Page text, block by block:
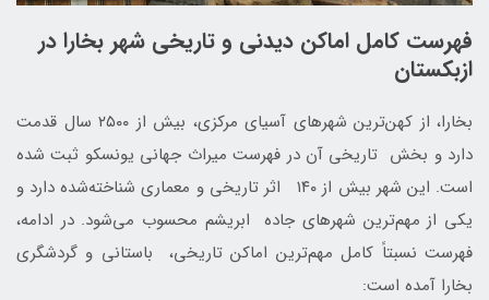
فهرست کامل اماکن دیدنی و تاریخی شهر بخارا در
ازبکستان
بخارا، از کهن‌ترین شهرهای آسیای مرکزی، بیش از ۲۵۰۰ سال قدمت
دارد و بخش تاریخی آن در فهرست میراث جهانی یونسکو ثبت شده
است. این شهر بیش از ۱۴۰ اثر تاریخی و معماری شناخته‌شده دارد و
یکی از مهم‌ترین شهرهای جاده ابریشم محسوب می‌شود. در ادامه،
فهرست نسبتاً کامل مهم‌ترین اماکن تاریخی، باستانی و گردشگری
بخارا آمده است: